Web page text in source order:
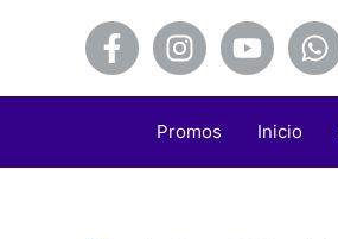
Promos Inicio